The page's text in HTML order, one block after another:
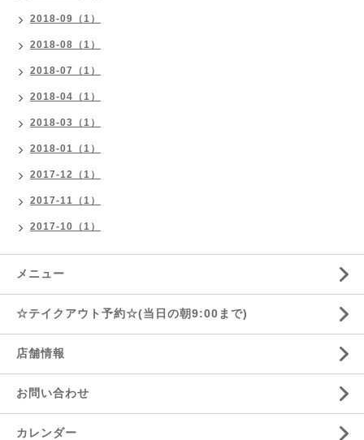
2018-09（1）
2018-08（1）
2018-07（1）
2018-04（1）
2018-03（1）
2018-01（1）
2017-12（1）
2017-11（1）
2017-10（1）
メニュー
☆テイクアウト予約☆(当日の朝9:00まで)
店舗情報
お問い合わせ
カレンダー